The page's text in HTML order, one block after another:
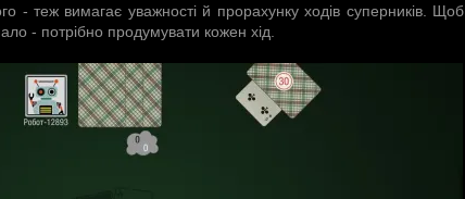
- теж вимагає уважності й прорахунку ходів суперників. Щоб
- потрібно продумувати кожен хід.